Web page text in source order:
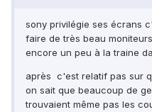
sony privilégie ses écrans
faire de très beau
encore un peu à la traine
après c'est relatif pas sur
on sait que beaucoup de
trouvaient même pas les